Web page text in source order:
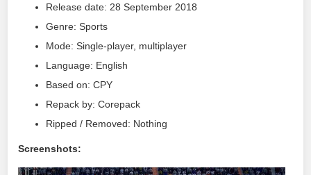
Release date: 28 September 2018
Genre: Sports
Mode: Single-player, multiplayer
Language: English
Based on: CPY
Repack by: Corepack
Ripped / Removed: Nothing
Screenshots: